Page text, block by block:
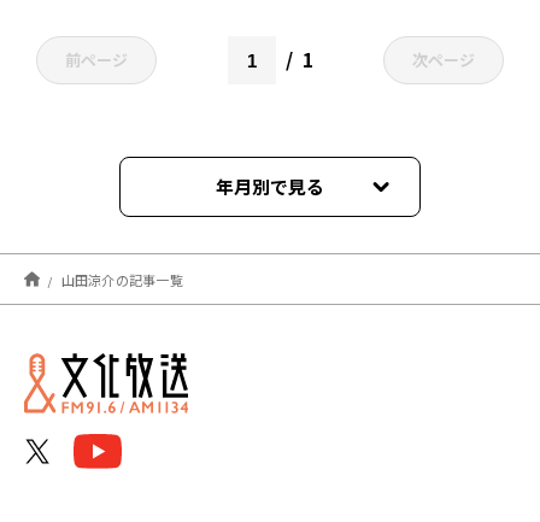
前ページ 1 次ページ
年月別で見る
2024年03月
2024年02月
2024年01月
山田涼介の記事一覧